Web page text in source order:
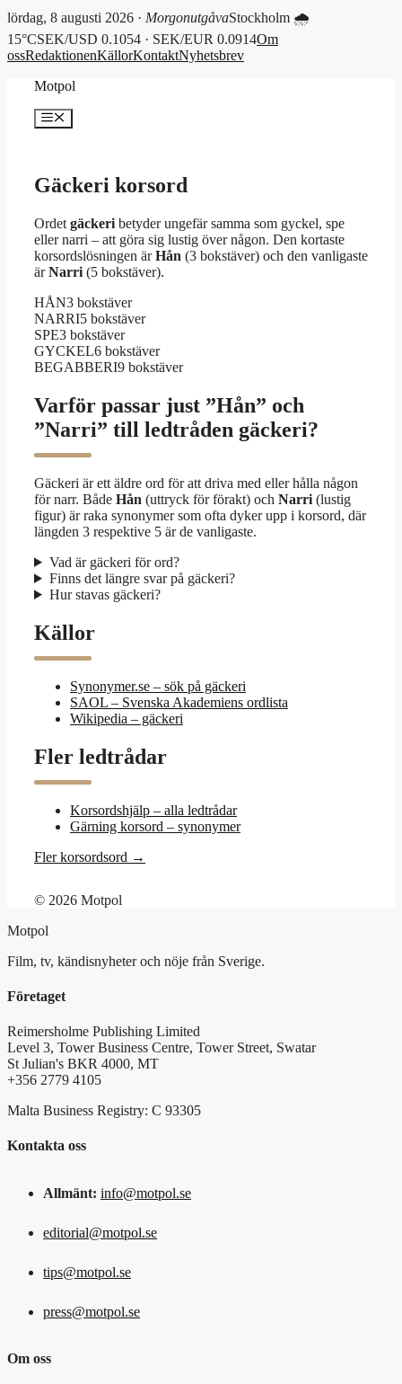
lördag, 8 augusti 2026 · MorgonutgåvaStockholm 🌧
15°CSEK/USD 0.1054 · SEK/EUR 0.0914Om
ossRedaktionenKällorKontaktNyhetsbrev
Motpol
Meny
Gäckeri korsord
Ordet gäckeri betyder ungefär samma som gyckel, spe
eller narri – att göra sig lustig över någon. Den kortaste
korsordslösningen ärHån (3 bokstäver) och den vanligaste
ärNarri (5 bokstäver).
HÅN3 bokstäver
NARRI5 bokstäver
SPE3 bokstäver
GYCKEL6 bokstäver
BEGABBERI9 bokstäver
Varför passar just ”Hån” och
”Narri” till ledtråden gäckeri?
Gäckeri är ett äldre ord för att driva med eller hålla någon
för narr. Både Hån (uttryck för förakt) och Narri (lustig
figur) är raka synonymer som ofta dyker upp i korsord, där
längden 3 respektive 5 är de vanligaste.
Vad är gäckeri för ord?
Finns det längre svar på gäckeri?
Hur stavas gäckeri?
Källor
Synonymer.se – sök på gäckeri
SAOL – Svenska Akademiens ordlista
Wikipedia – gäckeri
Fler ledtrådar
Korsordshjälp – alla ledtrådar
Gärning korsord – synonymer
Fler korsordsord →
© 2026 Motpol
Motpol
Film, tv, kändisnyheter och nöje från Sverige.
Företaget
Reimersholme Publishing Limited
Level 3, Tower Business Centre, Tower Street, Swatar
St Julian's BKR 4000, MT
+356 2779 4105
Malta Business Registry: C 93305
Kontakta oss
Allmänt: info@motpol.se
editorial@motpol.se
tips@motpol.se
press@motpol.se
Om oss